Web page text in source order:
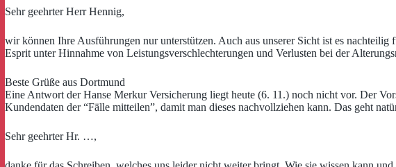
Sehr geehrter Herr Hennig,
wir können Ihre Ausführungen nur unterstützen. Auch aus unserer Sicht ist es
Esprit unter Hinnahme von Leistungsverschlechterungen und Verlusten bei der
Beste Grüße aus Dortmund
Eine Antwort der Hanse Merkur Versicherung liegt heute (6. 11.) noch nicht vor. Der
Kundendaten der “Fälle mitteilen”, damit man dieses nachvollziehen kann. Das geht
Sehr geehrter Hr. …,